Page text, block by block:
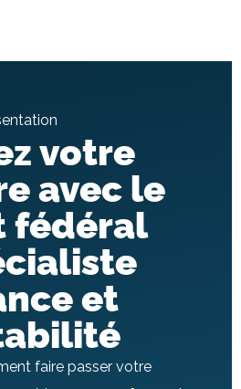
votre
avec le
fédéral
et
faire passer votre